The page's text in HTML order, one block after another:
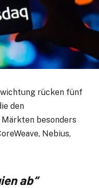
rücken fünf
den
besonders
Nebius,
ab“